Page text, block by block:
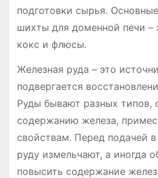
подготовки сырья.
шихты для доменной печи –
кокс и флюсы.
Железная руда – это
подвергается
Руды бывают разных типов,
содержанию железа,
свойствам. Перед подачей
руду измельчают, а иногда
повысить содержание